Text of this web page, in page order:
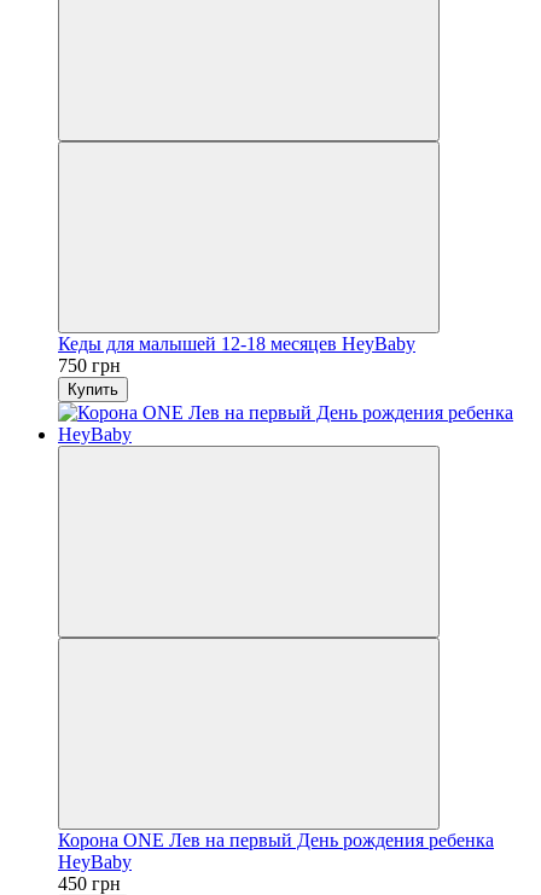
Кеды для малышей 12-18 месяцев HeyBaby
750 грн
Купить
Корона ONE Лев на первый День рождения ребенка
HeyBaby
450 грн